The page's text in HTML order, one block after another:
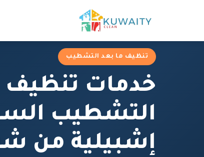
تنظيف ما بعد التشطيب
خدمات تنظيف
التشطيب
إشبيلية من